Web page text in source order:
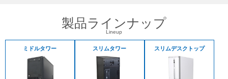
製品ラインナップ
Lineup
ミドルタワー スリムタワー スリムデスクトップ